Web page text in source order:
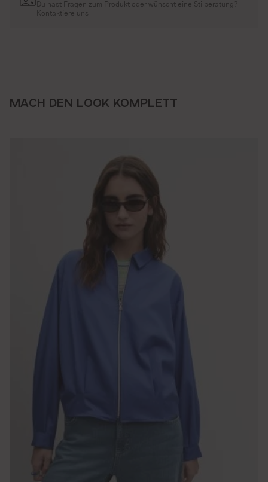
Du hast Fragen zum Produkt oder wünscht eine Stilberatung?
Kontaktiere uns
MACH DEN LOOK KOMPLETT